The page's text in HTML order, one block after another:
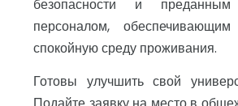
безопасности и
персоналом,
спокойную среду проживания.
Готовы улучшить свой